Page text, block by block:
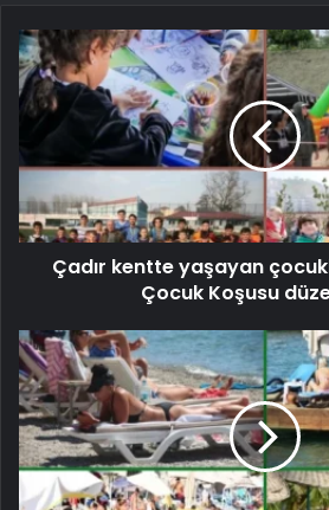
Çadır kentte yaşayan
Çocuk Koşusu